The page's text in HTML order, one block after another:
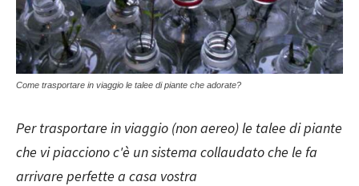
Come trasportare in viaggio le talee di piante che adorate?
Per trasportare in viaggio (non aereo) le talee di piante
che vi piacciono c'è un sistema collaudato che le fa
arrivare perfette a casa vostra